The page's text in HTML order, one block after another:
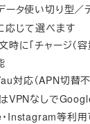
ータ使い切り型／
応じて選べます
に「チャージ（容
対応（APN切替不
VPNなしでGoogle
・Instagram等利